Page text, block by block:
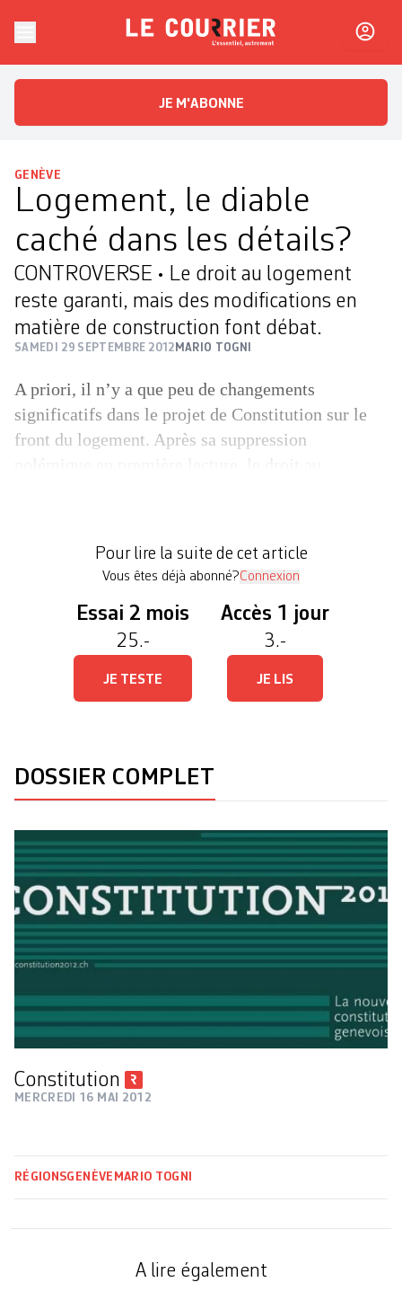
Le CourrierL'essentiel, autrement
JE M'ABONNE
GENÈVE
Logement, le diable
caché dans les détails?
CONTROVERSE • Le droit au logement
reste garanti, mais des modifications en
matière de construction font débat.
SAMEDI 29 SEPTEMBRE 2012 MARIO TOGNI
A priori, il n’y a que peu de changements
significatifs dans le projet de Constitution sur le
front du logement. Après sa suppression
personne dans le besoin a droit […]
Pour lire la suite de cet article
Vous êtes déjà abonné?Connexion
Essai 2 mois
25.-
JE TESTE
Accès 1 jour
3.-
JE LIS
DOSSIER COMPLET
Constitution
MERCREDI 16 MAI 2012
RÉGIONSGENÈVE MARIO TOGNI
A lire également